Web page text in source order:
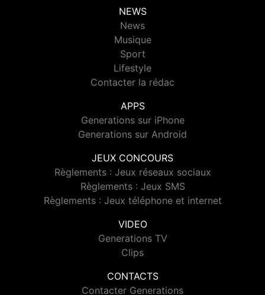
NEWS
News
Musique
Sport
Lifestyle
Contacter la rédac
APPS
Generations sur iPhone
Generations sur Android
JEUX CONCOURS
Règlements : Jeux réseaux sociaux
Règlements : Jeux SMS
Règlements : Jeux téléphone et internet
VIDEO
Generations TV
Clips
CONTACTS
Contacter Generations